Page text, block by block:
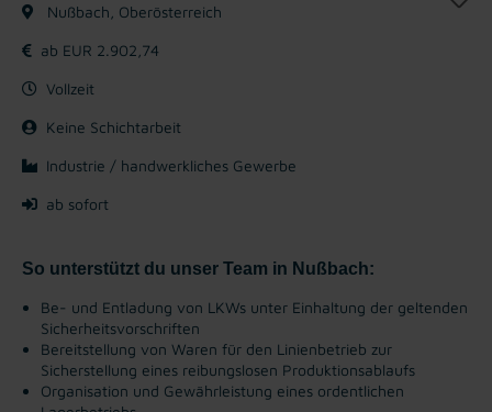
Nußbach, Oberösterreich
ab EUR 2.902,74
Vollzeit
Keine Schichtarbeit
Industrie / handwerkliches Gewerbe
ab sofort
So unterstützt du unser Team in Nußbach:
Be- und Entladung von LKWs unter Einhaltung der geltenden
Sicherheitsvorschriften
Bereitstellung von Waren für den Linienbetrieb zur
Sicherstellung eines reibungslosen Produktionsablaufs
Organisation und Gewährleistung eines ordentlichen